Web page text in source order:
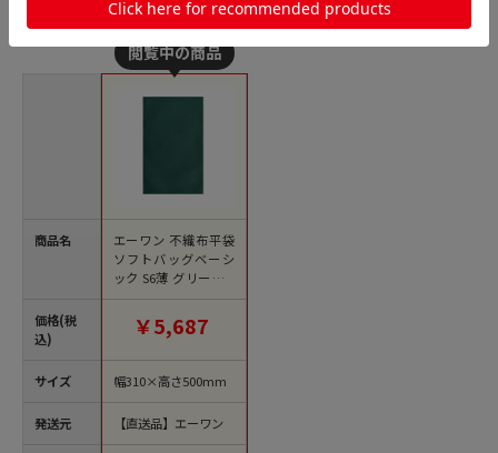
不織布平袋の人気商品との比較
商品名
価格(税
込)
サイズ
発送元
エーワン 不織布平袋
ソフトバッグベーシ
ック S6薄 グリーン L
S0106NS00 100枚/束
【直送品】
￥5,687
幅310×高さ500mm
【直送品】エーワン